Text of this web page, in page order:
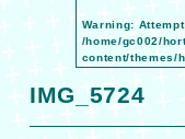
Warning:
/home/gc002/
content/themes/
IMG_5724